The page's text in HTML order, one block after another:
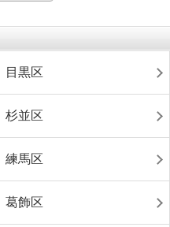
目黒区
杉並区
練馬区
葛飾区